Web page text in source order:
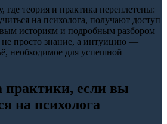
где теория и практика переплетены:
на психолога, получают доступ
историям и подробным разбором
не просто знание, а интуицию —
необходимое для успешной
если вы
на психолога